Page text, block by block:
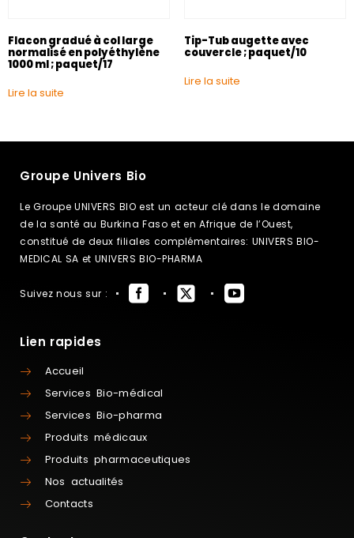
Flacon gradué à col large
normalisé en polyéthylène
1000 ml ; paquet/17
Lire la suite
Tip-Tub augette avec
couvercle ; paquet/10
Lire la suite
Groupe Univers Bio
Le Groupe UNIVERS BIO est un acteur clé dans le domaine
de la santé au Burkina Faso et en Afrique de l’Ouest,
constitué de deux filiales complémentaires: UNIVERS BIO-
MEDICAL SA et UNIVERS BIO-PHARMA
Suivez nous sur :
Lien rapides
Accueil
Services Bio-médical
Services Bio-pharma
Produits médicaux
Produits pharmaceutiques
Nos actualités
Contacts